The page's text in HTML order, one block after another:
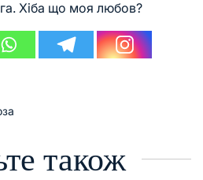
Хіба що моя любов?
також